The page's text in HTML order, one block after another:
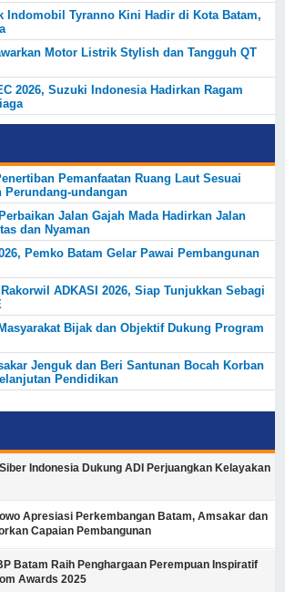
Indomobil Tyranno Kini Hadir di Kota Batam,
Motor Listrik Stylish dan Tangguh QT
2026, Suzuki Indonesia Hadirkan Ragam
Pemanfaatan Ruang Laut Sesuai
Perundang-undangan
Jalan Gajah Mada Hadirkan Jalan
dan Nyaman
Pemko Batam Gelar Pawai Pembangunan
ADKASI 2026, Siap Tunjukkan Sebagi
Bijak dan Objektif Dukung Program
Jenguk dan Beri Santunan Bocah Korban
Pendidikan
Indonesia Dukung ADI Perjuangkan Kelayakan
Apresiasi Perkembangan Batam, Amsakar dan
Capaian Pembangunan
Batam Raih Penghargaan Perempuan Inspiratif
Awards 2025